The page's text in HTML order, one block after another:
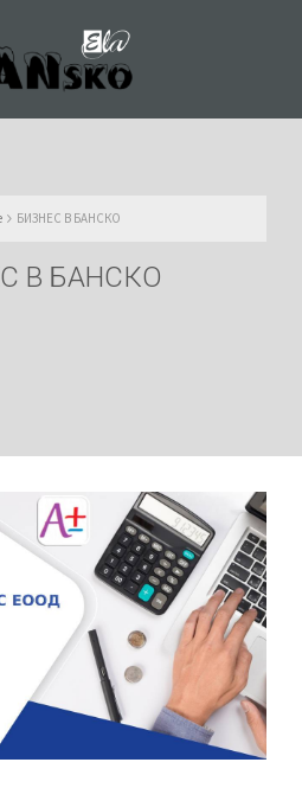
БИЗНЕС В БАНСКО
В БАНСКО